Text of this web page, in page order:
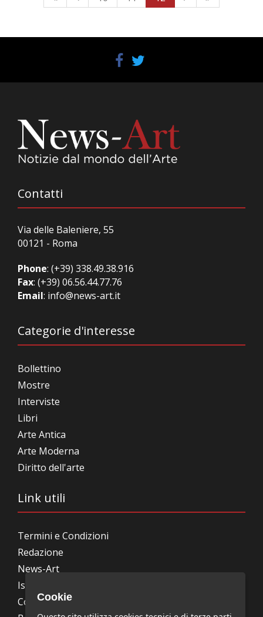
Contatti
Via delle Baleniere, 55
00121 - Roma
Phone: (+39) 338.49.38.916
Fax: (+39) 06.56.44.77.76
Email: info@news-art.it
Categorie d'interesse
Bollettino
Mostre
Interviste
Libri
Arte Antica
Arte Moderna
Diritto dell'arte
Link utili
Termini e Condizioni
Redazione
News-Art
Iscrizione alla newsletter
Collabora con noi
Cookie